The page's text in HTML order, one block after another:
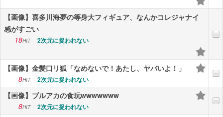
【画像】喜多川海夢の等身大フィギュア、なんかコレジャナイ
感がすごい
18HIT 2次元に捉われない
【画像】金髪口リ狐「なめないで！あたし、ヤバいよ！」
8HIT 2次元に捉われない
【画像】ブルアカの食玩wwwwwww
8HIT 2次元に捉われない